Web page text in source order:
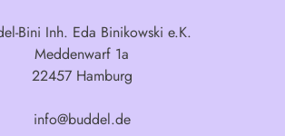
Bini Inh. Eda Binikowski e.K.
Meddenwarf 1a
22457 Hamburg
info@buddel.de